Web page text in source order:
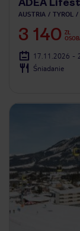
AUSTRIA TYROL
3 140 ZŁ
17.11.2026 -
Śniadanie